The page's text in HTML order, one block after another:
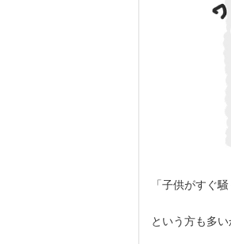
「子供がすぐ
という方も多い